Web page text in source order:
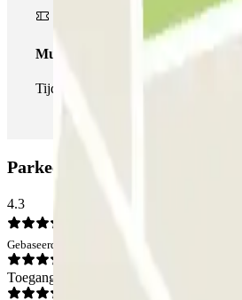
Multipass
Tijdens je verblijf kun je de
Parkeergarage BSM Ona
4.3
Gebaseerd op 133 meningen
Toegang